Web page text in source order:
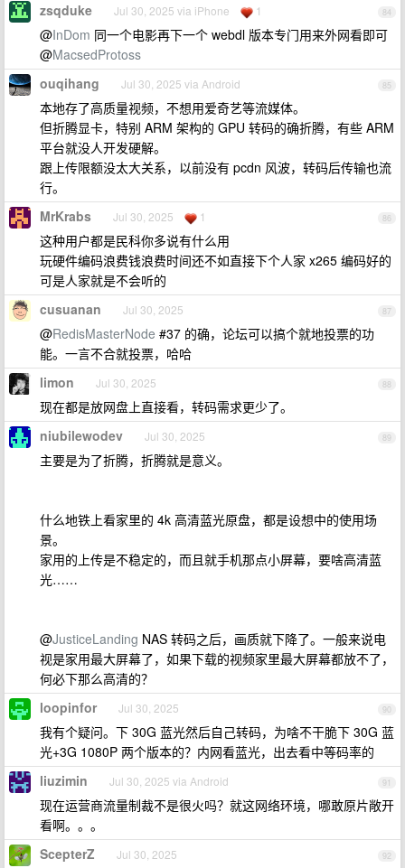
84
zsqduke Jul 30, 2025 via iPhone 1
@InDom 同一个电影再下一个 webdl 版本专门用来外网看即可
@MacsedProtoss
85
ouqihang Jul 30, 2025 via Android
本地存了高质量视频，不想用爱奇艺等流媒体。
但折腾显卡，特别 ARM 架构的 GPU 转码的确折腾，有些 ARM
平台就没人开发硬解。
跟上传限额没太大关系，以前没有 pcdn 风波，转码后传输也流
行。
86
MrKrabs Jul 30, 2025 1
这种用户都是民科你多说有什么用
玩硬件编码浪费钱浪费时间还不如直接下个人家 x265 编码好的
可是人家就是不会听的
87
cusuanan Jul 30, 2025
@RedisMasterNode #37 的确，论坛可以搞个就地投票的功
能。一言不合就投票，哈哈
88
limon Jul 30, 2025
现在都是放网盘上直接看，转码需求更少了。
89
niubilewodev Jul 30, 2025
主要是为了折腾，折腾就是意义。
什么地铁上看家里的 4k 高清蓝光原盘，都是设想中的使用场
景。
家用的上传是不稳定的，而且就手机那点小屏幕，要啥高清蓝
光……
@JusticeLanding NAS 转码之后，画质就下降了。一般来说电
视是家用最大屏幕了，如果下载的视频家里最大屏幕都放不了，
何必下那么高清的？
90
loopinfor Jul 30, 2025
我有个疑问。下 30G 蓝光然后自己转码，为啥不干脆下 30G 蓝
光+3G 1080P 两个版本的？内网看蓝光，出去看中等码率的
91
liuzimin Jul 30, 2025 via Android
现在运营商流量制裁不是很火吗？就这网络环境，哪敢原片敞开
看啊。。。
92
ScepterZ Jul 30, 2025